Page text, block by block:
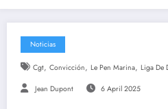
Noticias
Cgt, Convicción, Le Pen Marina, Liga De
Jean Dupont 6 April 2025